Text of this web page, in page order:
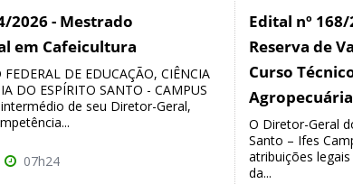
2026 - Mestrado
em Cafeicultura
DE EDUCAÇÃO, CIÊNCIA
DO ESPÍRITO SANTO - CAMPUS
de seu Diretor-Geral,
07h24
Edital nº
Reserva de
Curso
Agropecuária
O Diretor-Geral
Santo – Ifes
atribuições
da...